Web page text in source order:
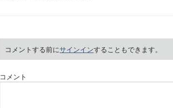
コメントする前にサインインすることもできます。
コメント